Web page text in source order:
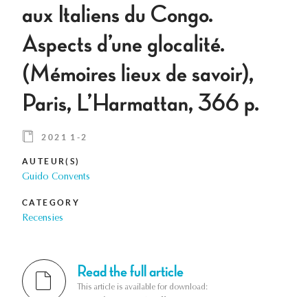
aux Italiens du Congo.
Aspects d’une glocalité.
(Mémoires lieux de savoir),
Paris, L’Harmattan, 366 p.
2021 1-2
AUTEUR(S)
Guido Convents
CATEGORY
Recensies
Read the full article
This article is available for download: